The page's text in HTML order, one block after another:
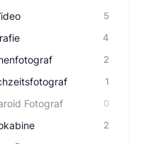
5
4
2
1
Fotograf 0
2